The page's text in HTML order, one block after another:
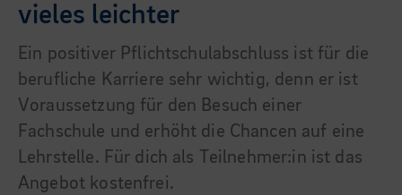
vieles leichter
Ein positiver Pflichtschulabschluss ist für die
berufliche Karriere sehr wichtig, denn er ist
Voraussetzung für den Besuch einer
Fachschule und erhöht die Chancen auf eine
Lehrstelle. Für dich als Teilnehmer:in ist das
Angebot kostenfrei.